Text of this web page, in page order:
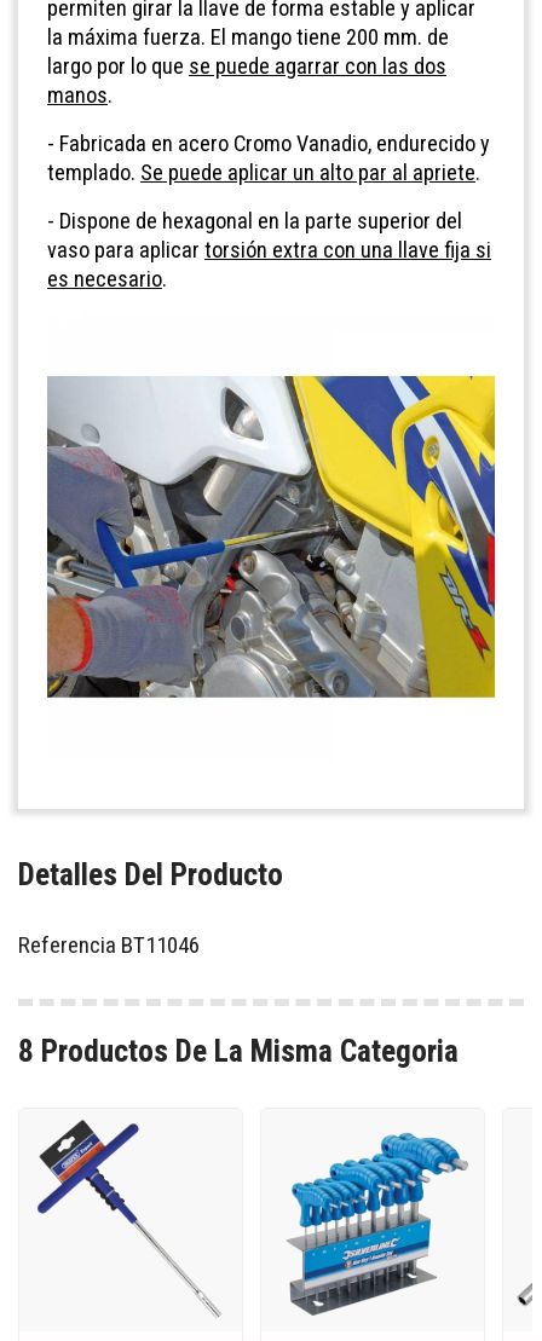
permiten girar la llave de forma estable y aplicar
la máxima fuerza. El mango tiene 200 mm. de
largo por lo que se puede agarrar con las dos
manos.
- Fabricada en acero Cromo Vanadio, endurecido y
templado. Se puede aplicar un alto par al apriete.
- Dispone de hexagonal en la parte superior del
vaso para aplicar torsión extra con una llave fija si
es necesario.
Detalles Del Producto
Referencia BT11046
8 Productos De La Misma Categoria